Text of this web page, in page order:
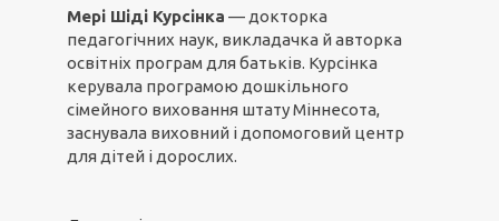
Мері Шіді Курсінка — докторка
педагогічних наук, викладачка й авторка
освітніх програм для батьків. Курсінка
керувала програмою дошкільного
сімейного виховання штату Міннесота,
заснувала виховний і допомоговий центр
для дітей і дорослих.